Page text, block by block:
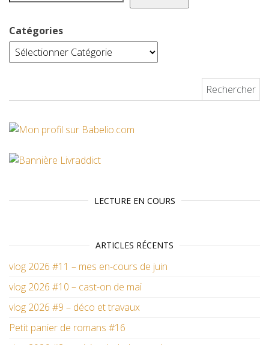
Catégories
LECTURE EN COURS
ARTICLES RÉCENTS
vlog 2026 #11 – mes en-cours de juin
vlog 2026 #10 – cast-on de mai
vlog 2026 #9 – déco et travaux
Petit panier de romans #16